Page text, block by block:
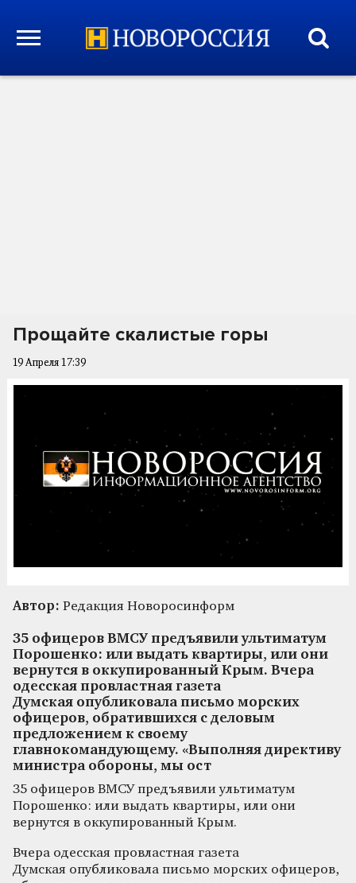
Прощайте скалистые горы
19 Апреля 17:39
Автор: Редакция Новоросинформ
35 офицеров ВМСУ предъявили ультиматум
Порошенко: или выдать квартиры, или они
вернутся в оккупированный Крым. Вчера
одесская провластная газета
Думская опубликовала письмо морских
офицеров, обратившихся с деловым
предложением к своему
главнокомандующему. «Выполняя директиву
министра обороны, мы ост
35 офицеров ВМСУ предъявили ультиматум
Порошенко: или выдать квартиры, или они
вернутся в оккупированный Крым.
Вчера одесская провластная газета
Думская опубликовала письмо морских офицеров,